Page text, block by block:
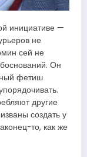
инициативе —
не
сей не
Он
фетиш
другие
создать у
то, как же